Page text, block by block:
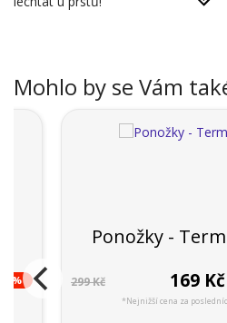
Mohlo by se Vám
Ponožky -
299 Kč 169 Kč
*Nejnižší cena za